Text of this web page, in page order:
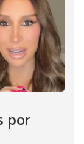
por